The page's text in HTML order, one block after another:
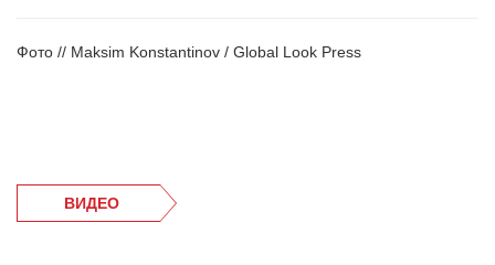
Фото // Maksim Konstantinov / Global Look Press
ВИДЕО